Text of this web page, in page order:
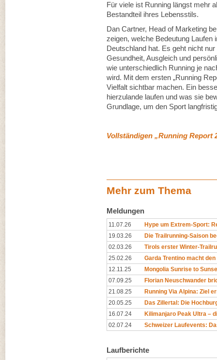
Für viele ist Running längst mehr
Bestandteil ihres Lebensstils.
Dan Cartner, Head of Marketing
zeigen, welche Bedeutung
Deutschland hat. Es geht nicht
Gesundheit, Ausgleich und
wie unterschiedlich Running je
wird. Mit dem ersten „Running
Vielfalt sichtbar machen. Ein
hierzulande laufen und was sie
Grundlage, um den Sport
Vollständigen „Running Report
Mehr zum Thema
Meldungen
11.07.26
Hype um Extrem-Sport:
19.03.26
Die Trailrunning-Saison
02.03.26
Tirols erster Winter-
25.02.26
Garda Trentino macht
12.11.25
Mongolia Sunrise to
07.09.25
Florian Neuschwander
21.08.25
Running Via Alpina: Ziel
20.05.25
Das Zillertal: Die
16.07.24
Kilimanjaro Peak Ultra –
02.07.24
Schweizer Laufevents:
Laufberichte